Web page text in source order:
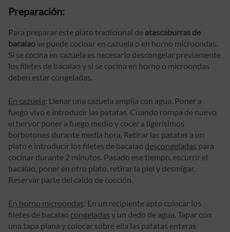
Preparación:
Para preparar este plato tradicional de atascaburras de
bacalao se puede cocinar en cazuela o en horno microondas.
Si se cocina en cazuela es necesario descongelar previamente
los filetes de bacalao y si se cocina en horno o microondas
deben estar congeladas.
En cazuela: Llenar una cazuela amplia con agua. Poner a
fuego vivo e introducir las patatas. Cuando rompa de nuevo
el hervor poner a fuego medio y cocer a ligerísimos
borbotones durante media hora. Retirar las patatas a un
plato e introducir los filetes de bacalao descongeladas para
cocinar durante 2 minutos. Pasado ese tiempo, escurrir el
bacalao, poner en otro plato, retirar la piel y desmigar.
Reservar parte del caldo de cocción.
En horno microondas: En un recipiente apto colocar los
filetes de bacalao congeladas y un dedo de agua. Tapar con
una tapa plana y colocar sobre ella las patatas enteras